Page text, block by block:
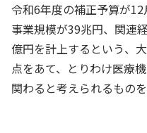
令和6年度の補正予算が
事業規模が39兆円、関連
億円を計上するという、
点をあて、とりわけ医療
関わると考えられるものを